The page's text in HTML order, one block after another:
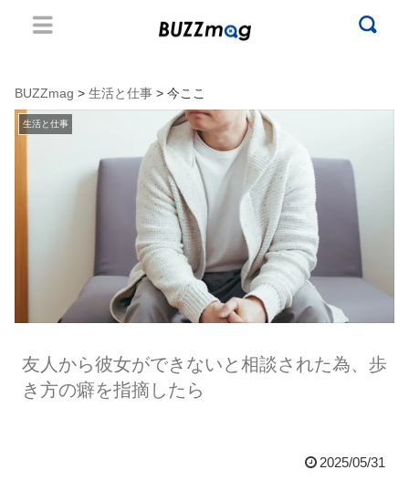
BUZZmag > 生活と仕事 > 今ここ
生活と仕事
友人から彼女ができないと相談された為、歩
き方の癖を指摘したら
2025/05/31